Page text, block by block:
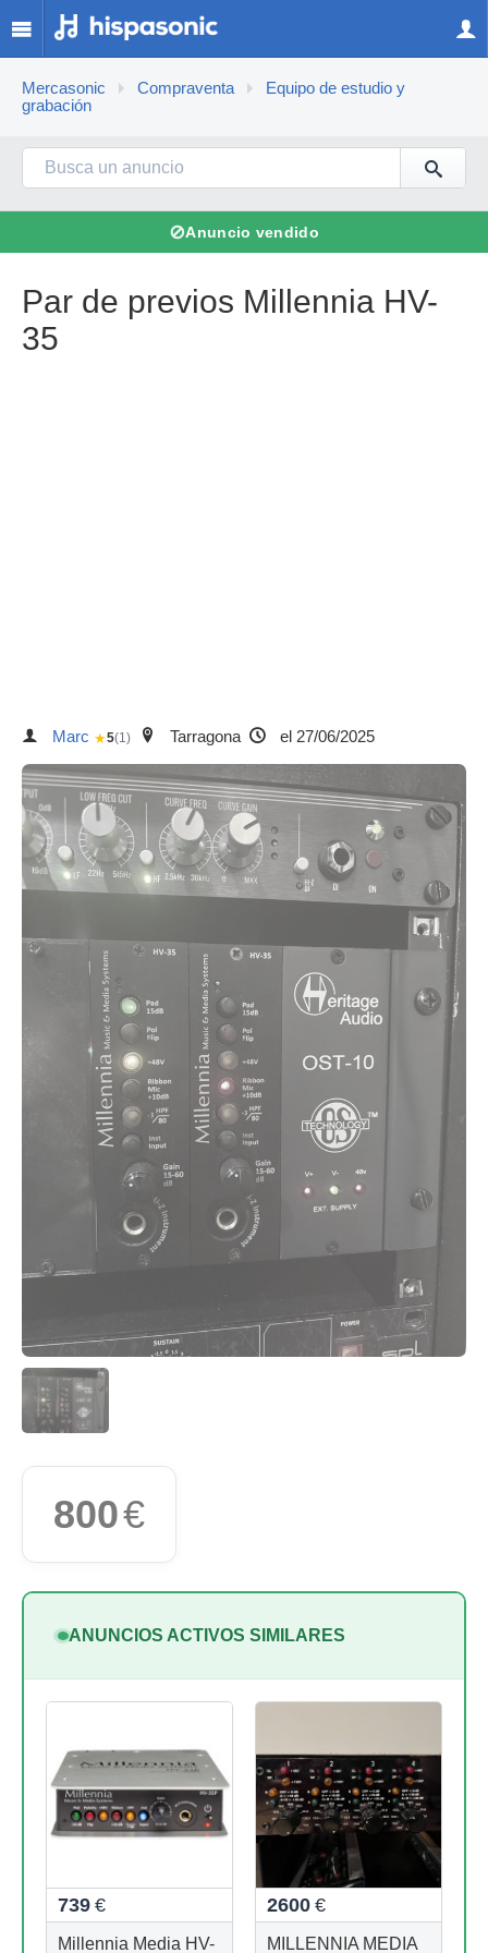
Mercasonic Compraventa
Equipo de estudio y
grabación
⊘Anuncio vendido
Par de previos Millennia HV-
35
Marc ★5(1) Tarragona el 27/06/2025
800€
ANUNCIOS ACTIVOS SIMILARES
739 €
Millennia Media HV-
2600 €
MILLENNIA MEDIA